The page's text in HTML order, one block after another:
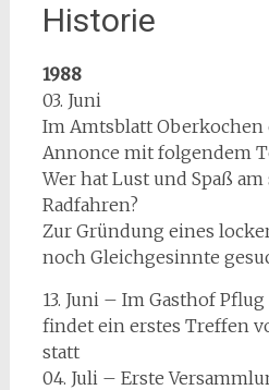
Historie
1988
03. Juni
Im Amtsblatt Oberkochen
Annonce mit folgendem
Wer hat Lust und Spaß
Radfahren?
Zur Gründung eines
noch Gleichgesinnte
13. Juni – Im Gasthof
findet ein erstes Treffen
statt
04. Juli – Erste